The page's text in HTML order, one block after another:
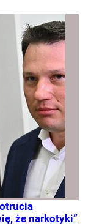
że narkotyki”